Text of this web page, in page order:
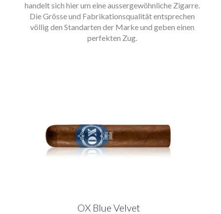
handelt sich hier um eine aussergewöhnliche Zigarre.
Die Grösse und Fabrikationsqualität entsprechen
völlig den Standarten der Marke und geben einen
perfekten Zug.
OX Blue Velvet